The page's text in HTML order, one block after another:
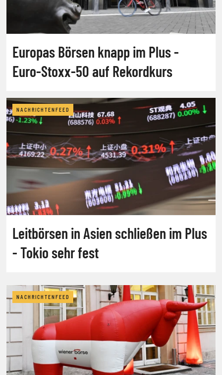
Europas Börsen knapp im Plus -
Euro-Stoxx-50 auf Rekordkurs
NACHRICHTENFEED
Leitbörsen in Asien schließen im Plus
- Tokio sehr fest
NACHRICHTENFEED